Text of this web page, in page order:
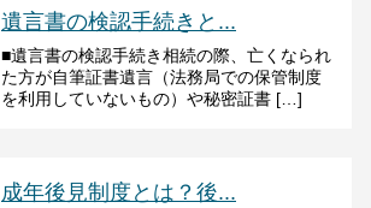
遺言書の検認手続きと...
■遺言書の検認手続き相続の際、亡くなられ
た方が自筆証書遺言（法務局での保管制度
を利用していないもの）や秘密証書 […]
成年後見制度とは？後...